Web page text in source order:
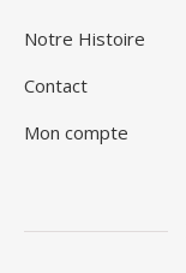
Notre Histoire
Contact
Mon compte